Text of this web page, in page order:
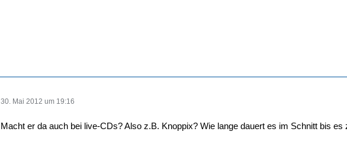
30. Mai 2012 um 19:16
Macht er da auch bei live-CDs? Also z.B. Knoppix? Wie lange dauert es im Schnitt bis